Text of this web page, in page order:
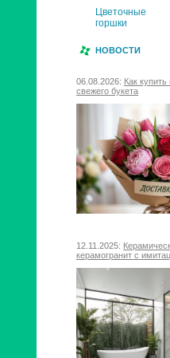
Цветочные
горшки
НОВОСТИ
06.08.2026: Как
свежего букета
12.11.2025:
керамогранит с